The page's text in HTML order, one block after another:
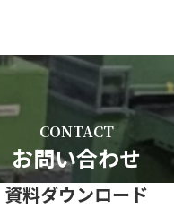
CONTACT
お問い合わせ
資料ダウンロード